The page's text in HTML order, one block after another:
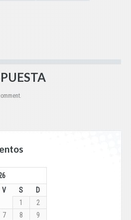
V S D
1
2
7 8
9